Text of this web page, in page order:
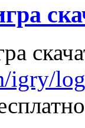
igry/